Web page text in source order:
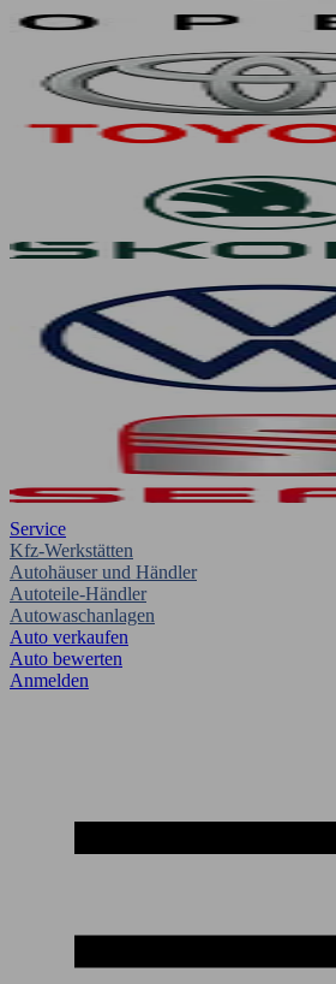
Service
Kfz-Werkstätten
Autohäuser und Händler
Autoteile-Händler
Autowaschanlagen
Auto verkaufen
Auto bewerten
Anmelden